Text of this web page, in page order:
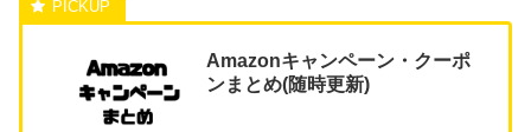
Amazonキャンペーン・クーポ
ンまとめ(随時更新)